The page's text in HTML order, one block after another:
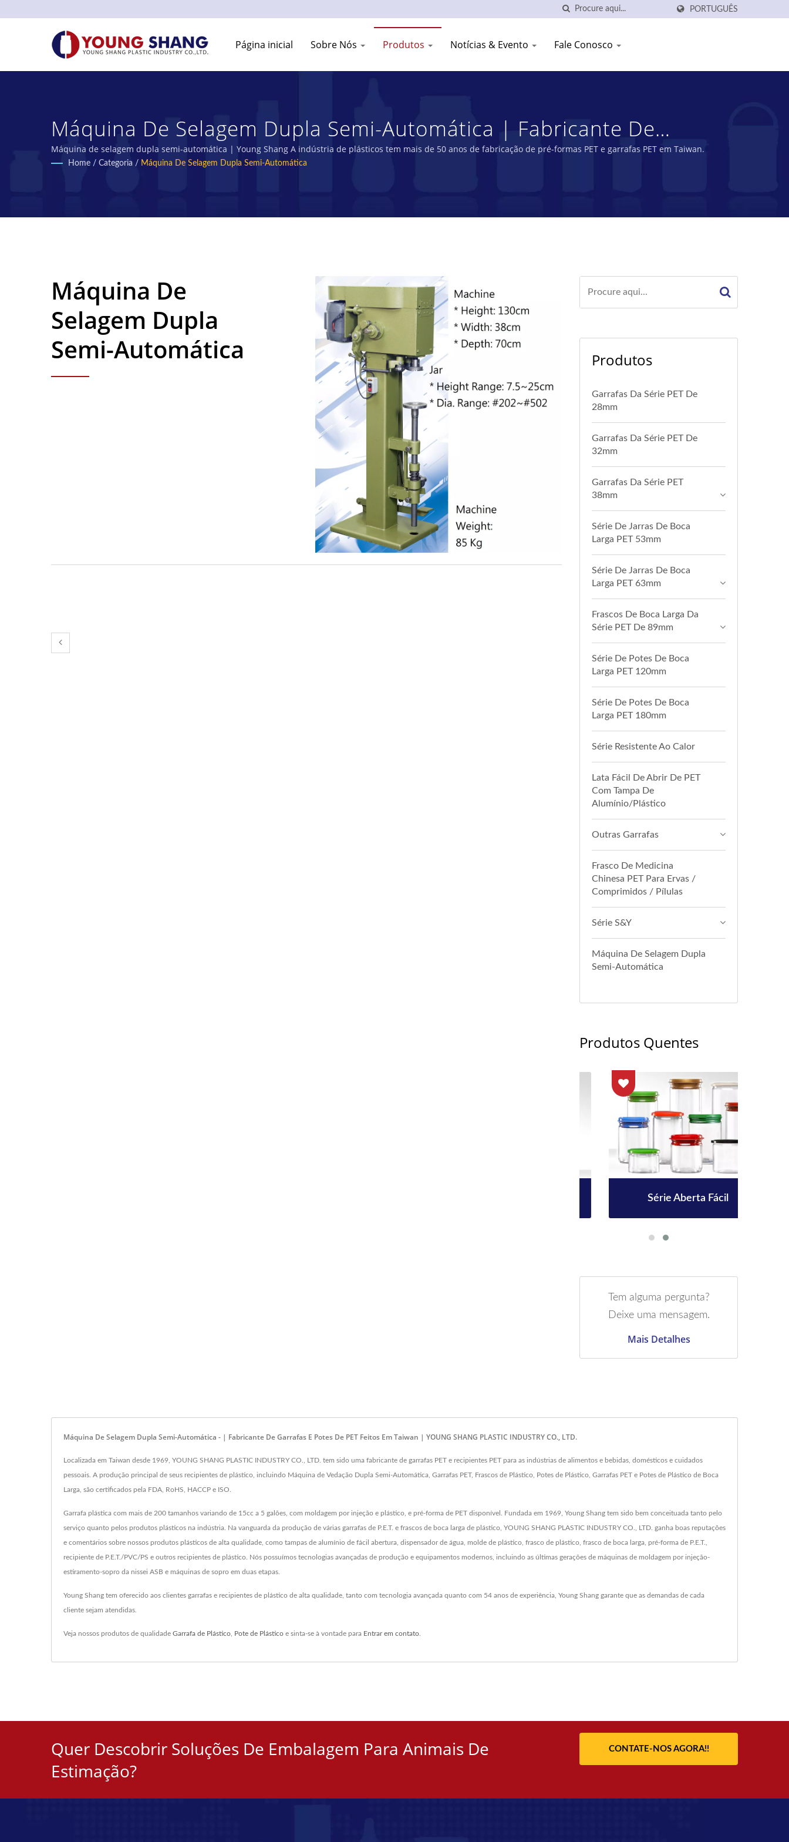
PORTUGUÊS
Página inicial Sobre Nós Produtos Notícias & Evento Fale Conosco
Máquina De Selagem Dupla Semi-Automática | Fabricante De
Garrafas E Frascos PET De Taiwan | YOUNG SHANG PLASTIC
Máquina de selagem dupla semi-automática | Young Shang A indústria de plásticos tem mais de 50 anos de fabricação de pré-formas PET e garrafas PET em Taiwan.
Home / Categoria / Máquina De Selagem Dupla Semi-Automática
Máquina De
Selagem Dupla
Semi-Automática
Produtos
Garrafas Da Série PET De
28mm
Garrafas Da Série PET De
32mm
Garrafas Da Série PET
38mm
Série De Jarras De Boca
Larga PET 53mm
Série De Jarras De Boca
Larga PET 63mm
Frascos De Boca Larga Da
Série PET De 89mm
Série De Potes De Boca
Larga PET 120mm
Série De Potes De Boca
Larga PET 180mm
Série Resistente Ao Calor
Lata Fácil De Abrir De PET
Com Tampa De
Alumínio/Plástico
Outras Garrafas
Frasco De Medicina
Chinesa PET Para Ervas /
Comprimidos / Pílulas
Série S&Y
Máquina De Selagem Dupla
Semi-Automática
Produtos Quentes
Série Aberta Fácil
Tem alguma pergunta?
Deixe uma mensagem.
Mais Detalhes
Máquina De Selagem Dupla Semi-Automática - | Fabricante De Garrafas E Potes De PET Feitos Em Taiwan | YOUNG SHANG PLASTIC INDUSTRY CO., LTD.
Localizada em Taiwan desde 1969, YOUNG SHANG PLASTIC INDUSTRY CO., LTD. tem sido uma fabricante de garrafas PET e recipientes PET para as indústrias de alimentos e bebidas, domésticos e cuidados
pessoais. A produção principal de seus recipientes de plástico, incluindo Máquina de Vedação Dupla Semi-Automática, Garrafas PET, Frascos de Plástico, Potes de Plástico, Garrafas PET e Potes de Plástico de Boca
Larga, são certificados pela FDA, RoHS, HACCP e ISO.
Garrafa plástica com mais de 200 tamanhos variando de 15cc a 5 galões, com moldagem por injeção e plástico, e pré-forma de PET disponível. Fundada em 1969, Young Shang tem sido bem conceituada tanto pelo
serviço quanto pelos produtos plásticos na indústria. Na vanguarda da produção de várias garrafas de P.E.T. e frascos de boca larga de plástico, YOUNG SHANG PLASTIC INDUSTRY CO., LTD. ganha boas reputações
e comentários sobre nossos produtos plásticos de alta qualidade, como tampas de alumínio de fácil abertura, dispensador de água, molde de plástico, frasco de plástico, frasco de boca larga, pré-forma de P.E.T.,
recipiente de P.E.T./PVC/PS e outros recipientes de plástico. Nós possuímos tecnologias avançadas de produção e equipamentos modernos, incluindo as últimas gerações de máquinas de moldagem por injeção-
estiramento-sopro da nissei ASB e máquinas de sopro em duas etapas.
Young Shang tem oferecido aos clientes garrafas e recipientes de plástico de alta qualidade, tanto com tecnologia avançada quanto com 54 anos de experiência, Young Shang garante que as demandas de cada
cliente sejam atendidas.
Veja nossos produtos de qualidade Garrafa de Plástico Pote de Plástico e sinta-se à vontade para Entrar em contato
Quer Descobrir Soluções De Embalagem Para Animais De
Estimação?
CONTATE-NOS AGORA!!